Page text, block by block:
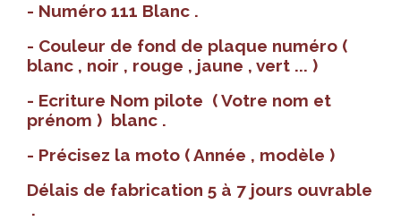
- Numéro 111 Blanc .
- Couleur de fond de plaque numéro (
blanc , noir , rouge , jaune , vert ... )
- Ecriture Nom pilote ( Votre nom et
prénom ) blanc .
- Précisez la moto ( Année , modèle )
Délais de fabrication 5 à 7 jours ouvrable
.